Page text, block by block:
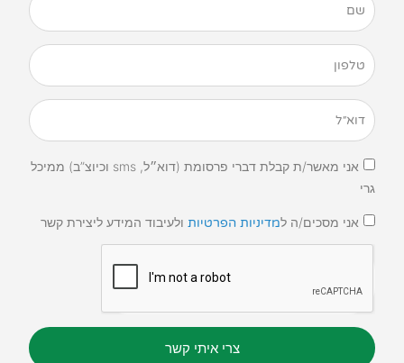
אני מאשר/ת קבלת דברי פרסומת (דוא״ל, sms וכיוצ”ב) ממיכל
גרי
אני מסכים/ה למדיניות הפרטיות ולעיבוד המידע ליצירת קשר
צרי איתי קשר